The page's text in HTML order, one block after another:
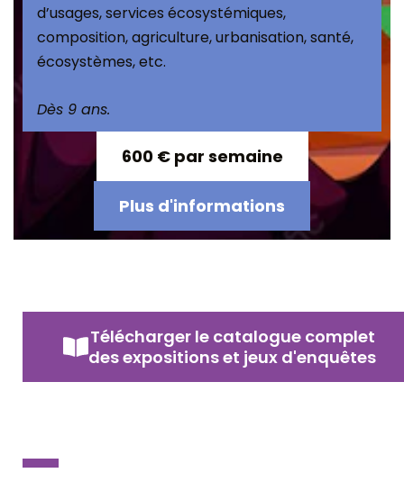
d’usages, services écosystémiques,
composition, agriculture, urbanisation, santé,
écosystèmes, etc.
Dès 9 ans.
600 € par semaine
Plus d'informations
Télécharger le catalogue complet
des expositions et jeux d'enquêtes